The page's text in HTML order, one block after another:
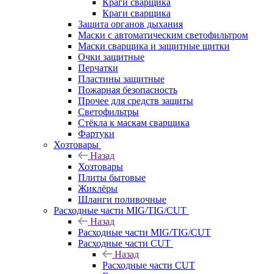
Краги сварщика
Краги сварщика
Защита органов дыхания
Маски с автоматическим светофильтром
Маски сварщика и защитные щитки
Очки защитные
Перчатки
Пластины защитные
Пожарная безопасность
Прочее для средств защиты
Светофильтры
Стёкла к маскам сварщика
Фартуки
Хозтовары
Назад
Хозтовары
Плиты бытовые
Жиклёры
Шланги поливочные
Расходные части MIG/TIG/CUT
Назад
Расходные части MIG/TIG/CUT
Расходные части CUT
Назад
Расходные части CUT